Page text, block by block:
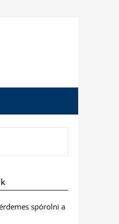
spórolni a